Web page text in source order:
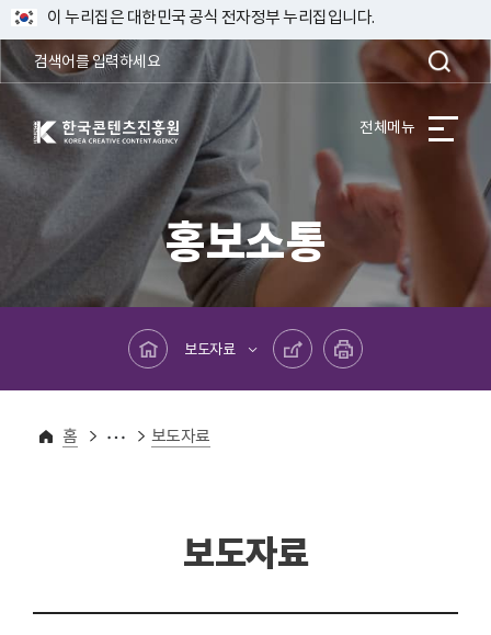
이 누리집은 대한민국 공식 전자정부 누리집입니다.
한국콘텐츠진흥원 KOREA CREATIVE CONTENT AGENCY 전체메뉴
홍보소통
메인페이지로 바로가기
보도자료
공유하기 프린트하기
홈
홍보소통
보도자료 보도자료
보도자료